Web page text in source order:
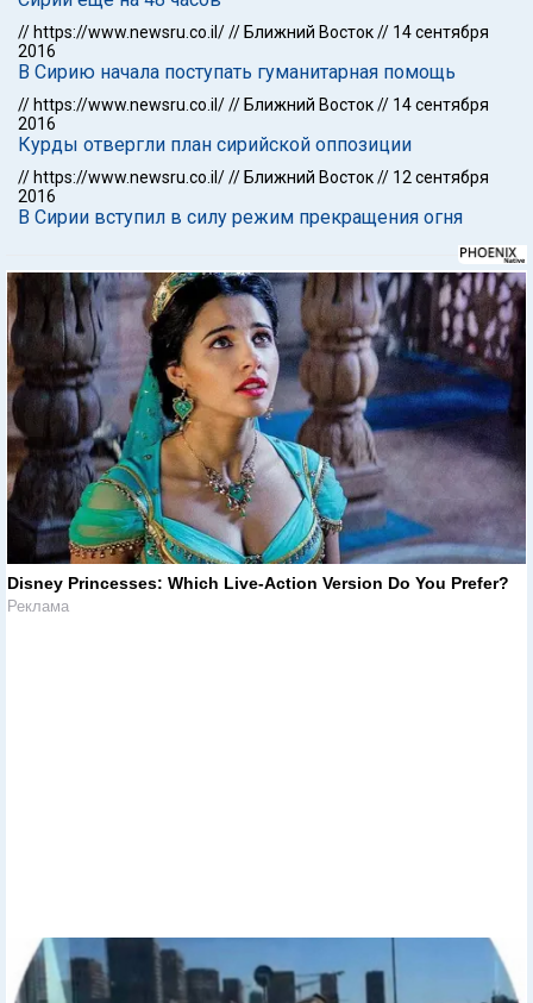
// https://www.newsru.co.il/// Ближний Восток// 14 сентября
2016
В Сирию начала поступать гуманитарная помощь
// https://www.newsru.co.il/// Ближний Восток// 14 сентября
2016
Курды отвергли план сирийской оппозиции
// https://www.newsru.co.il/// Ближний Восток// 12 сентября
2016
В Сирии вступил в силу режим прекращения огня
Disney Princesses: Which Live-Action Version Do You Prefer?
Реклама